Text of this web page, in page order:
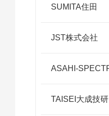
SUMITA住田
JST株式会社
TAISEI大成技研